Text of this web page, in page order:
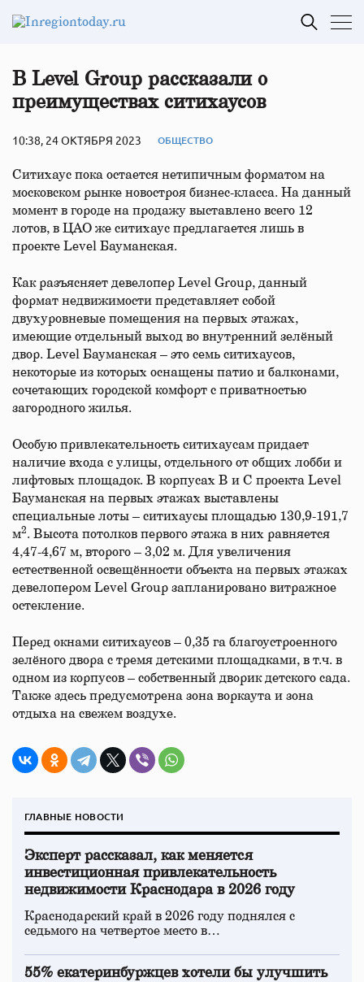
В Level Group рассказали о
преимуществах ситихаусов
10:38, 24 ОКТЯБРЯ 2023 ОБЩЕСТВО
Ситихаус пока остается нетипичным форматом на
московском рынке новостроя бизнес-класса. На данный
момент в городе на продажу выставлено всего 12
лотов, в ЦАО же ситихаус предлагается лишь в
проекте Level Бауманская.
Как разъясняет девелопер Level Group, данный
формат недвижимости представляет собой
двухуровневые помещения на первых этажах,
имеющие отдельный выход во внутренний зелёный
двор. Level Бауманская – это семь ситихаусов,
некоторые из которых оснащены патио и балконами,
сочетающих городской комфорт с приватностью
загородного жилья.
Особую привлекательность ситихаусам придает
наличие входа с улицы, отдельного от общих лобби и
лифтовых площадок. В корпусах B и C проекта Level
Бауманская на первых этажах выставлены
специальные лоты – ситихаусы площадью 130,9-191,7
м2. Высота потолков первого этажа в них равняется
4,47-4,67 м, второго – 3,02 м. Для увеличения
естественной освещённости объекта на первых этажах
девелопером Level Group запланировано витражное
остекление.
Перед окнами ситихаусов – 0,35 га благоустроенного
зелёного двора с тремя детскими площадками, в т.ч. в
одном из корпусов – собственный дворик детского сада.
Также здесь предусмотрена зона воркаута и зона
отдыха на свежем воздухе.
ГЛАВНЫЕ НОВОСТИ
Эксперт рассказал, как меняется
инвестиционная привлекательность
недвижимости Краснодара в 2026 году
Краснодарский край в 2026 году поднялся с
седьмого на четвертое место в…
55% екатеринбуржцев хотели бы улучшить